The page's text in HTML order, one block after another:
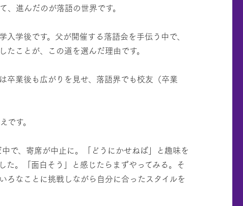
進んだのが落語の世界です。
学後です。父が開催する落語会を手伝う中で、
ことが、この道を選んだ理由です。
業後も広がりを見せ、落語界でも校友（卒業
す。
で、寄席が中止に。「どうにかせねば」と趣味を
。「面白そう」と感じたらまずやってみる。そ
なことに挑戦しながら自分に合ったスタイルを